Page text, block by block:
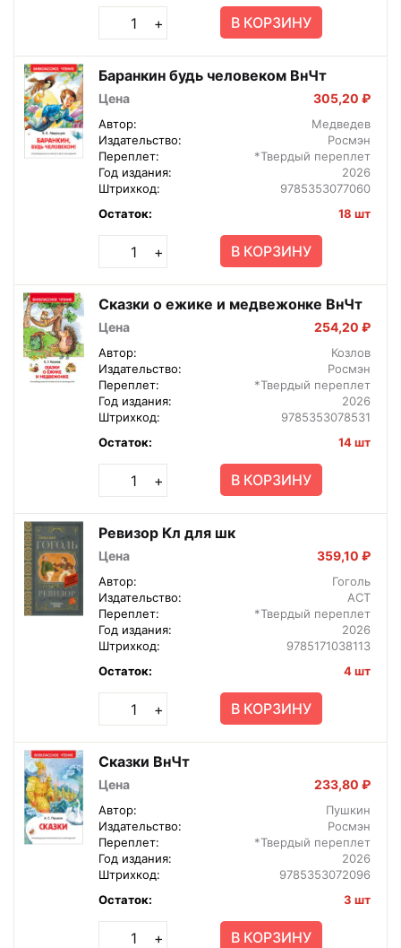
+ В КОРЗИНУ
Баранкин будь человеком ВнЧт
Цена 305,20 ₽
Автор:
Медведев
Издательство:
Росмэн
Переплет:
*Твердый переплет
Год издания:
2026
Штрихкод:
9785353077060
Остаток:
18 шт
+ В КОРЗИНУ
Сказки о ежике и медвежонке ВнЧт
Цена 254,20 ₽
Автор:
Козлов
Издательство:
Росмэн
Переплет:
*Твердый переплет
Год издания:
2026
Штрихкод:
9785353078531
Остаток:
14 шт
+ В КОРЗИНУ
Ревизор Кл для шк
Цена 359,10 ₽
Автор:
Гоголь
Издательство:
АСТ
Переплет:
*Твердый переплет
Год издания:
2026
Штрихкод:
9785171038113
Остаток:
4 шт
+ В КОРЗИНУ
Сказки ВнЧт
Цена 233,80 ₽
Автор:
Пушкин
Издательство:
Росмэн
Переплет:
*Твердый переплет
Год издания:
2026
Штрихкод:
9785353072096
Остаток:
3 шт
+ В КОРЗИНУ